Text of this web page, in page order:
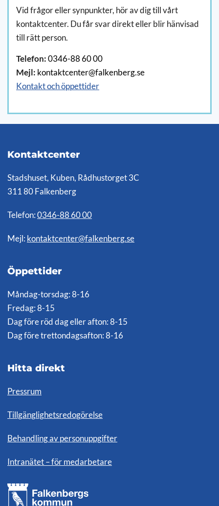
Vid frågor eller synpunkter, hör av dig till vårt
kontaktcenter. Du får svar direkt eller blir hänvisad
till rätt person.
Telefon: 0346-88 60 00
Mejl: kontaktcenter@falkenberg.se
Kontakt och öppettider
Kontaktcenter
Stadshuset, Kuben, Rådhustorget 3C
311 80 Falkenberg
Telefon: 0346-88 60 00
Mejl: kontaktcenter@falkenberg.se
Öppettider
Måndag-torsdag: 8-16
Fredag: 8-15
Dag före röd dag eller afton: 8-15
Dag före trettondagsafton: 8-16
Hitta direkt
Pressrum
Tillgänglighetsredogörelse
Behandling av personuppgifter
Intranätet – för medarbetare